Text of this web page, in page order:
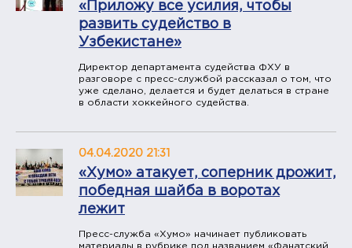
«Приложу все усилия, чтобы
развить судейство в
Узбекистане»
Директор департамента судейства ФХУ в
разговоре с пресс-службой рассказал о том, что
уже сделано, делается и будет делаться в стране
в области хоккейного судейства.
04.04.2020 21:31
«Хумо» атакует, соперник дрожит,
победная шайба в воротах
лежит
Пресс-служба «Хумо» начинает публиковать
материалы в рубрике под названием «Фанатский